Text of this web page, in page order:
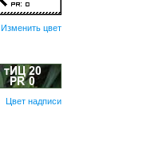
Изменить цвет
Цвет надписи